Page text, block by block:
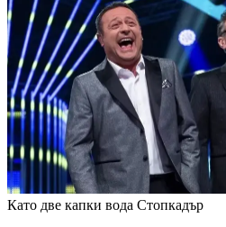
Като две капки вода Стопкадър